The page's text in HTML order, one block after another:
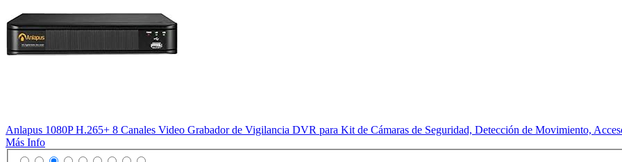
Anlapus 1080P H.265+ 8 Canales Video Grabador de Vigilancia DVR para Kit de Cámaras de Seguridad, Detección de Movimiento,
Más Info